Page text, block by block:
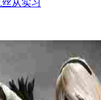
从实习